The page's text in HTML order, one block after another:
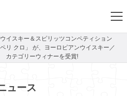
イスキー＆スピリッツコンペティション
リ クロ」 が、ヨーロピアンウイスキー／
カテゴリーウィナーを受賞!
ュース